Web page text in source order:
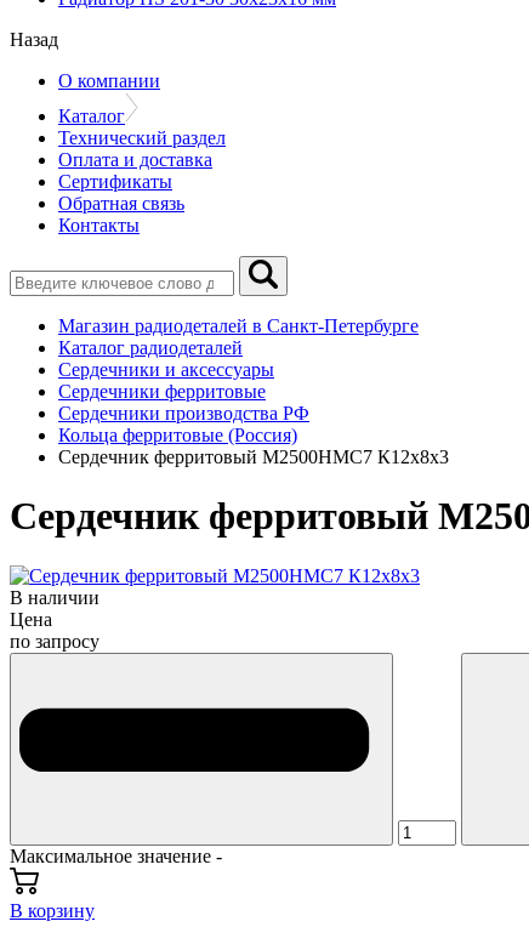
Назад
О компании
Каталог
Технический раздел
Оплата и доставка
Сертификаты
Обратная связь
Контакты
Магазин радиодеталей в Санкт-Петербурге
Каталог радиодеталей
Сердечники и аксессуары
Сердечники ферритовые
Сердечники производства РФ
Кольца ферритовые (Россия)
Сердечник ферритовый М2500НМС7 К12х8х3
Сердечник ферритовый
В наличии
Цена
по запросу
Максимальное значение -
В корзину